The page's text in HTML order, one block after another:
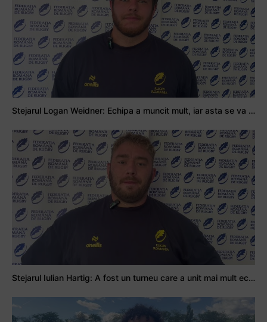
Stejarul Logan Weidner: Echipa a muncit mult, iar asta se va vedea în meciurile de la Nations Cup
Stejarul Iulian Hartig: A fost un turneu care a unit mai mult echipa